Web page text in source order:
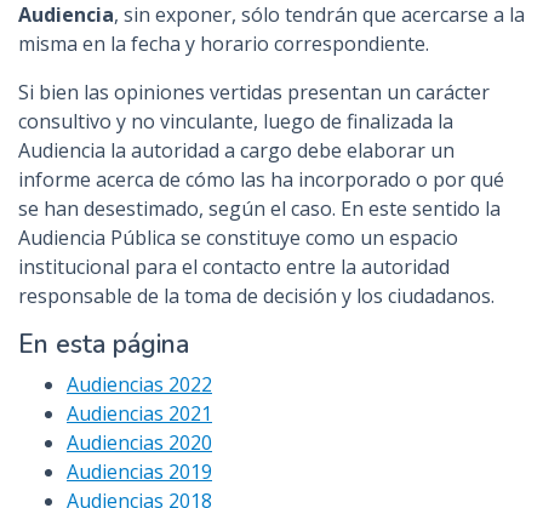
Audiencia, sin exponer, sólo tendrán que acercarse a la
misma en la fecha y horario correspondiente.
Si bien las opiniones vertidas presentan un carácter
consultivo y no vinculante, luego de finalizada la
Audiencia la autoridad a cargo debe elaborar un
informe acerca de cómo las ha incorporado o por qué
se han desestimado, según el caso. En este sentido la
Audiencia Pública se constituye como un espacio
institucional para el contacto entre la autoridad
responsable de la toma de decisión y los ciudadanos.
En esta página
Audiencias 2022
Audiencias 2021
Audiencias 2020
Audiencias 2019
Audiencias 2018